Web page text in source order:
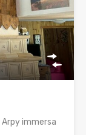
Arpy immersa